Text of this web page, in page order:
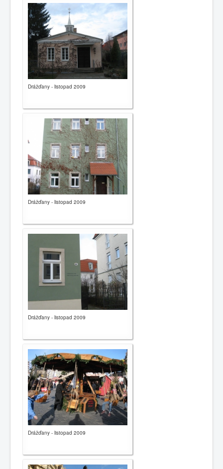
Drážďany - listopad 2009
Drážďany - listopad 2009
Drážďany - listopad 2009
Drážďany - listopad 2009